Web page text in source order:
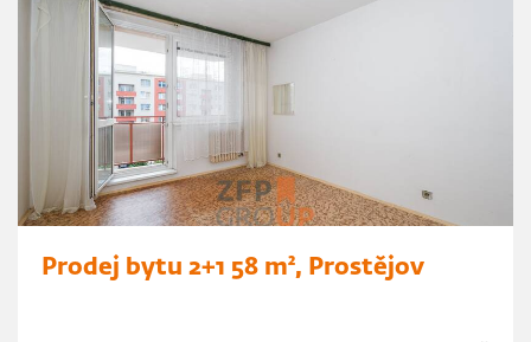
Prodej bytu 2+1 58 m², Prostějov